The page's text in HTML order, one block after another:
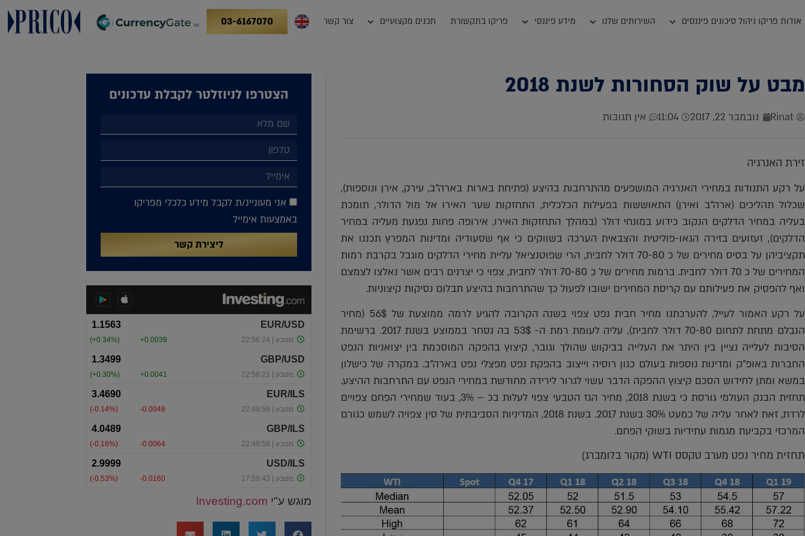
אודות פריקו ניהול סיכונים פיננסים השירותים שלנו מידע פיננסי פריקו בתקשורת תכנים מקצועיים צור קשר 03-6167070
מבט על שוק הסחורות לשנת 2018
Rinat נובמבר 22, 2017 11:04 אין תגובות
זירת האנרגיה
על רקע התנודות במחירי האנרגיה המושפעים מהתרחבות בהיצע (פתיחת בארות בארה"ב, עירק, אירן ונוספות),
שכלול תהליכים (ארה"ב ואירן) התאוששות בפעילות הכלכלית, התחזקות שער האירו אל מול הדולר, תומכת
בעליה במחיר הדלקים הנקוב כידוע במונחי דולר (במהלך התחזקות האירו, אירופה פחות נפגעת מעליה במחיר
הדלקים), זעזועים בזירה הגאו-פוליטית והצבאית הערכה בשווקים כי אף שסעודיה ומדינות המפרץ תכננו את
תקציביהן על בסיס מחירים של כ 70-80 דולר לחבית, הרי שפוטנציאל עליית מחירי הדלקים מוגבל בקרבת רמות
המחירים של כ 70 דולר לחבית. ברמות מחירים של כ 70-80 דולר לחבית, צפוי כי יצרנים רבים אשר נאלצו לצמצם
ואף להפסיק את פעילותם עם קריסת המחירים ישובו לפעול כך שהתרחבות בהיצע תבלום נסיקות קיצוניות.
על רקע האמור לעייל, להערכתנו מחיר חבית נפט צפוי בשנה הקרובה להגיע לרמה ממוצעת של 56$ (מחיר
הנבלם מתחת לתחום 70-80 דולר לחבית), עליה לעומת רמת ה- 53$ בה נסחר בממוצע בשנת 2017. ברשימת
הסיבות לעלייה נציין בין היתר את העלייה בביקוש שהולך וגובר, קיצוץ בהפקה המוסכמת בין יצואניות הנפט
החברות באופ"ק ומדינות נוספות בעולם כגון רוסיה וייצוב בהפקת נפט מפצלי נפט בארה"ב. במקרה של כישלון
במשא ומתן לחידוש הסכם קיצוץ ההפקה הדבר עשוי לגרור לירידה מחודשת במחירי הנפט עם התרחבות ההיצע.
תחזית הבנק העולמי גורסת כי בשנת 2018, מחיר הגז הטבעי צפוי לעלות בכ – 3%, בעוד שמחירי הפחם צפויים
לרדת, זאת לאחר עליה של כמעט 30% בשנת 2017. בשנת 2018, המדיניות הסביבתית של סין צפויה לשמש כגורם
המרכזי בקביעת מגמות עתידיות בשוקי הפחם.
תחזית מחיר נפט מערב טקסס WTI (מקור בלומברג)
הצטרפו לניוזלטר לקבלת עדכונים
אני מעוניינ/ת לקבל מידע כלכלי מפריקו
באמצעות אימייל
ליצירת קשר
מוגש ע"י Investing.com